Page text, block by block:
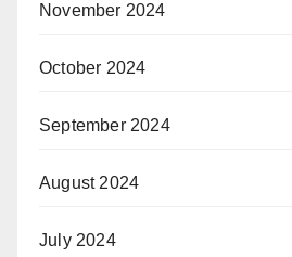
November 2024
October 2024
September 2024
August 2024
July 2024